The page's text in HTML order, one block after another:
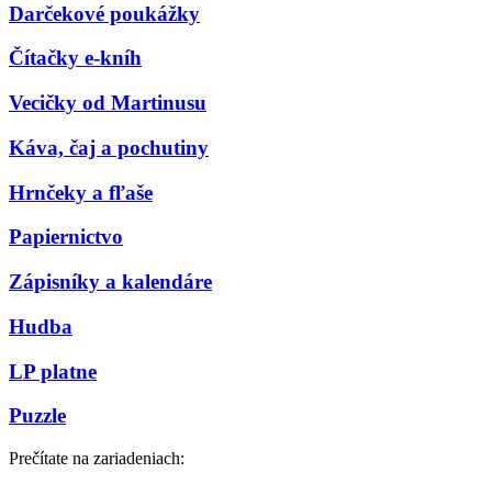
Darčekové poukážky
Čítačky e-kníh
Vecičky od Martinusu
Káva, čaj a pochutiny
Hrnčeky a fľaše
Papiernictvo
Zápisníky a kalendáre
Hudba
LP platne
Puzzle
Prečítate na zariadeniach: